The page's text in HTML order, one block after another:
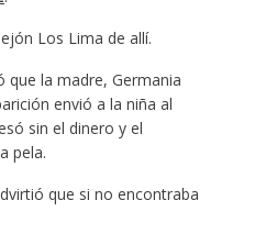
Los Lima de allí.
que la madre, Germania
envió a la niña al
sin el dinero y el
pela.
que si no encontraba